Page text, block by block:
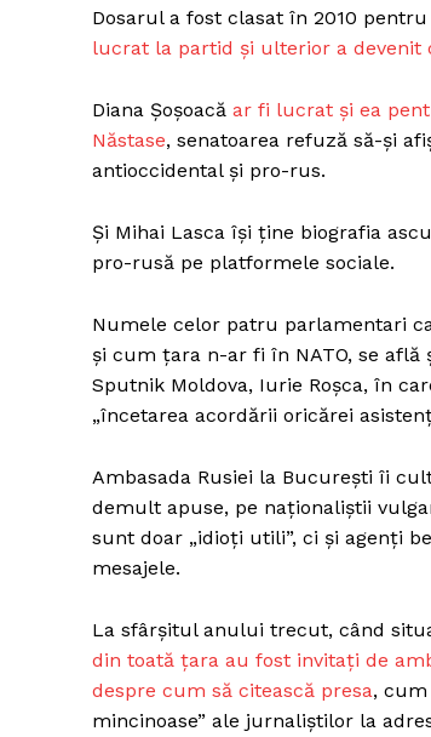
Dosarul a fost clasat în 2010
lucrat la partid și ulterior a devenit
Diana Șoșoacă ar fi lucrat și ea
Năstase, senatoarea refuză să-și
antioccidental și pro-rus.
Și Mihai Lasca își ține biografia
pro-rusă pe platformele sociale.
Numele celor patru parlamentari
și cum țara n-ar fi în NATO, se află
Sputnik Moldova, Iurie Roșca, în
„încetarea acordării oricărei
Ambasada Rusiei la București îi
demult apuse, pe naționaliștii
sunt doar „idioți utili”, ci și agenți
mesajele.
La sfârșitul anului trecut, când
din toată țara au fost invitați de
despre cum să citească presa, cum
mincinoase” ale jurnaliștilor la